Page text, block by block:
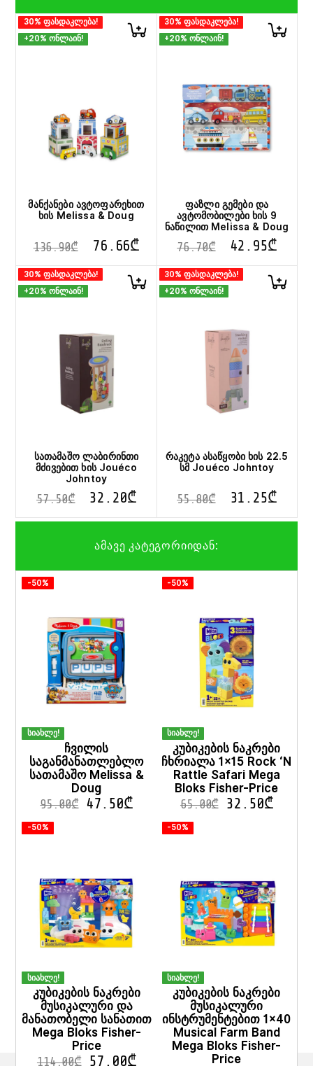
30% ფასდაკლება!
+20% ონლაინ!
მანქანები ავტოფარეხით
ხის Melissa & Doug
136.90₾ 76.66₾
30% ფასდაკლება!
+20% ონლაინ!
ფაზლი გემები და
ავტომობილები ხის 9
ნაწილით Melissa & Doug
76.70₾ 42.95₾
30% ფასდაკლება!
+20% ონლაინ!
სათამაშო ლაბირინთი
მძივებით ხის Jouéco
Johntoy
57.50₾ 32.20₾
30% ფასდაკლება!
+20% ონლაინ!
რაკეტა ასაწყობი ხის 22.5
სმ Jouéco Johntoy
55.80₾ 31.25₾
ამავე კატეგორიიდან:
-50%
სიახლე!
ჩვილის
საგანმანათლებლო
სათამაშო Melissa &
Doug
95.00₾ 47.50₾
-50%
სიახლე!
კუბიკების ნაკრები
ჩხრიალა 1×15 Rock ‘N
Rattle Safari Mega
Bloks Fisher-Price
65.00₾ 32.50₾
-50%
სიახლე!
კუბიკების ნაკრები
მუსიკალური და
მანათობელი სანათით
Mega Bloks Fisher-
Price
114.00₾ 57.00₾
-50%
სიახლე!
კუბიკების ნაკრები
მუსიკალური
ინსტრუმენტებით 1×40
Musical Farm Band
Mega Bloks Fisher-
Price